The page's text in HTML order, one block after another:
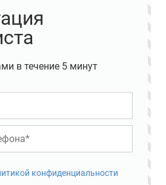
в течение 5 минут
конфиденциальности